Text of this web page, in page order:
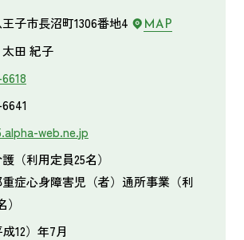
子市長沼町1306番地4 MAP
田 紀子
web.ne.jp
（利用定員25名）
症心身障害児（者）通所事業（利
12）年7月